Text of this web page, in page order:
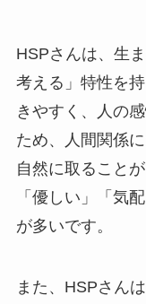
HSPさんは、生
考える」特性を
きやすく、人の
ため、人間関係
自然に取ること
「優しい」「気
が多いです。
また、HSPさん